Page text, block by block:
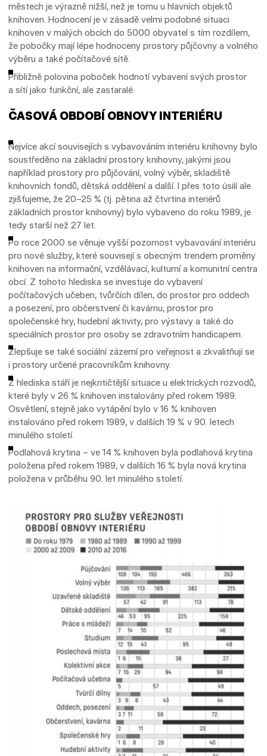
městech je výrazně nižší, než je tomu u hlavních objektů
knihoven. Hodnocení je v zásadě velmi podobné situaci
knihoven v malých obcích do 5000 obyvatel s tím rozdílem,
že pobočky mají lépe hodnoceny prostory půjčovny a volného
výběru a také počítačové sítě.
Přibližně polovina poboček hodnotí vybavení svých prostor
a sítí jako funkční, ale zastaralé.
ČASOVÁ OBDOBÍ OBNOVY INTERIÉRU
Nejvíce akcí souvisejích s vybavováním interiéru knihovny bylo
soustředěno na základní prostory knihovny, jakými jsou
například prostory pro půjčování, volný výběr, skladiště
knihovních fondů, dětská oddělení a další. I přes toto úsilí ale
zjišťujeme, že 20–25 % (tj. pětina až čtvrtina interiérů
základních prostor knihovny) bylo vybaveno do roku 1989, je
tedy starší než 27 let.
Po roce 2000 se věnuje vyšší pozornost vybavování interiéru
pro nové služby, které souvisejí s obecným trendem proměny
knihoven na informační, vzdělávací, kulturní a komunitní centra
obcí. Z tohoto hlediska se investuje do vybavení
počítačových učeben, tvůrčích dílen, do prostor pro oddech
a posezení, pro občerstvení či kavárnu, prostor pro
společenské hry, hudební aktivity, pro výstavy a také do
speciálních prostor pro osoby se zdravotním handicapem.
Zlepšuje se také sociální zázemí pro veřejnost a zkvalitňují se
i prostory určené pracovníkům knihovny.
Z hlediska stáří je nejkritičtější situace u elektrických rozvodů,
které byly v 26 % knihoven instalovány před rokem 1989.
Osvětlení, stejně jako vytápění bylo v 16 % knihoven
instalováno před rokem 1989, v dalších 19 % v 90. letech
minulého století.
Podlahová krytina – ve 14 % knihoven byla podlahová krytina
položena před rokem 1989, v dalších 16 % byla nová krytina
položena v průběhu 90. let minulého století.